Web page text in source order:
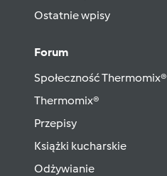
Ostatnie wpisy
Forum
Społeczność Thermomix®
Thermomix®
Przepisy
Książki kucharskie
Odżywianie